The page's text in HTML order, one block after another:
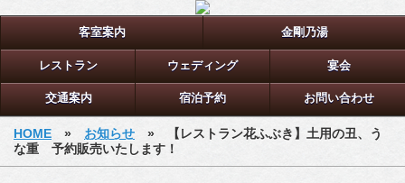
客室案内 金剛乃湯
レストラン ウェディング 宴会
交通案内 宿泊予約 お問い合わせ
HOME » お知らせ » 【レストラン花ふぶき】土用の丑、う
な重 予約販売いたします！